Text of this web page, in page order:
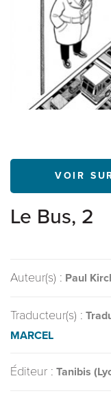
VOIR
Le Bus, 2
Auteur(s) : Paul
Traducteur(s) :
MARCEL
Éditeur : Tanibis